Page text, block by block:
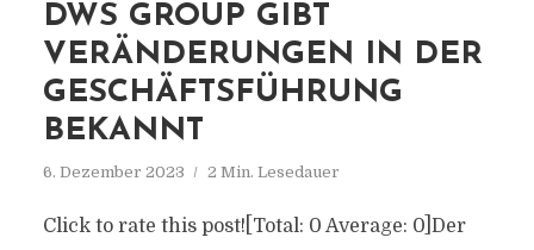
DWS GROUP GIBT
VERÄNDERUNGEN IN DER
GESCHÄFTSFÜHRUNG
BEKANNT
6. Dezember 2023 2 Min. Lesedauer
Click to rate this post![Total: 0 Average: 0]Der